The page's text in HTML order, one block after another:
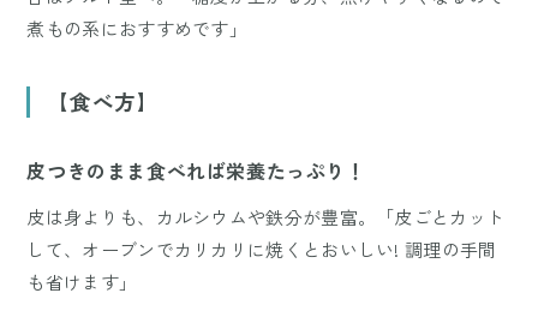
煮もの系におすすめです」
【食べ方】
皮つきのまま食べれば栄養たっぷり！
皮は身よりも、カルシウムや鉄分が豊富。「皮ごとカット
して、オーブンでカリカリに焼くとおいしい! 調理の手間
も省けます」